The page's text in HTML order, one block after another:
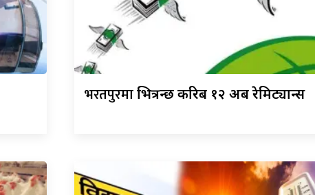
भरतपुरमाभित्रन्छ करिब १२ अर्ब रेमिट्यान्स